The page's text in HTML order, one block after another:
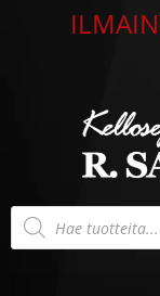
Products
search